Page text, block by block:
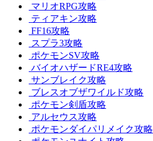
マリオRPG攻略
ティアキン攻略
FF16攻略
スプラ3攻略
ポケモンSV攻略
バイオハザードRE4攻略
サンブレイク攻略
ブレスオブザワイルド攻略
ポケモン剣盾攻略
アルセウス攻略
ポケモンダイパリメイク攻略